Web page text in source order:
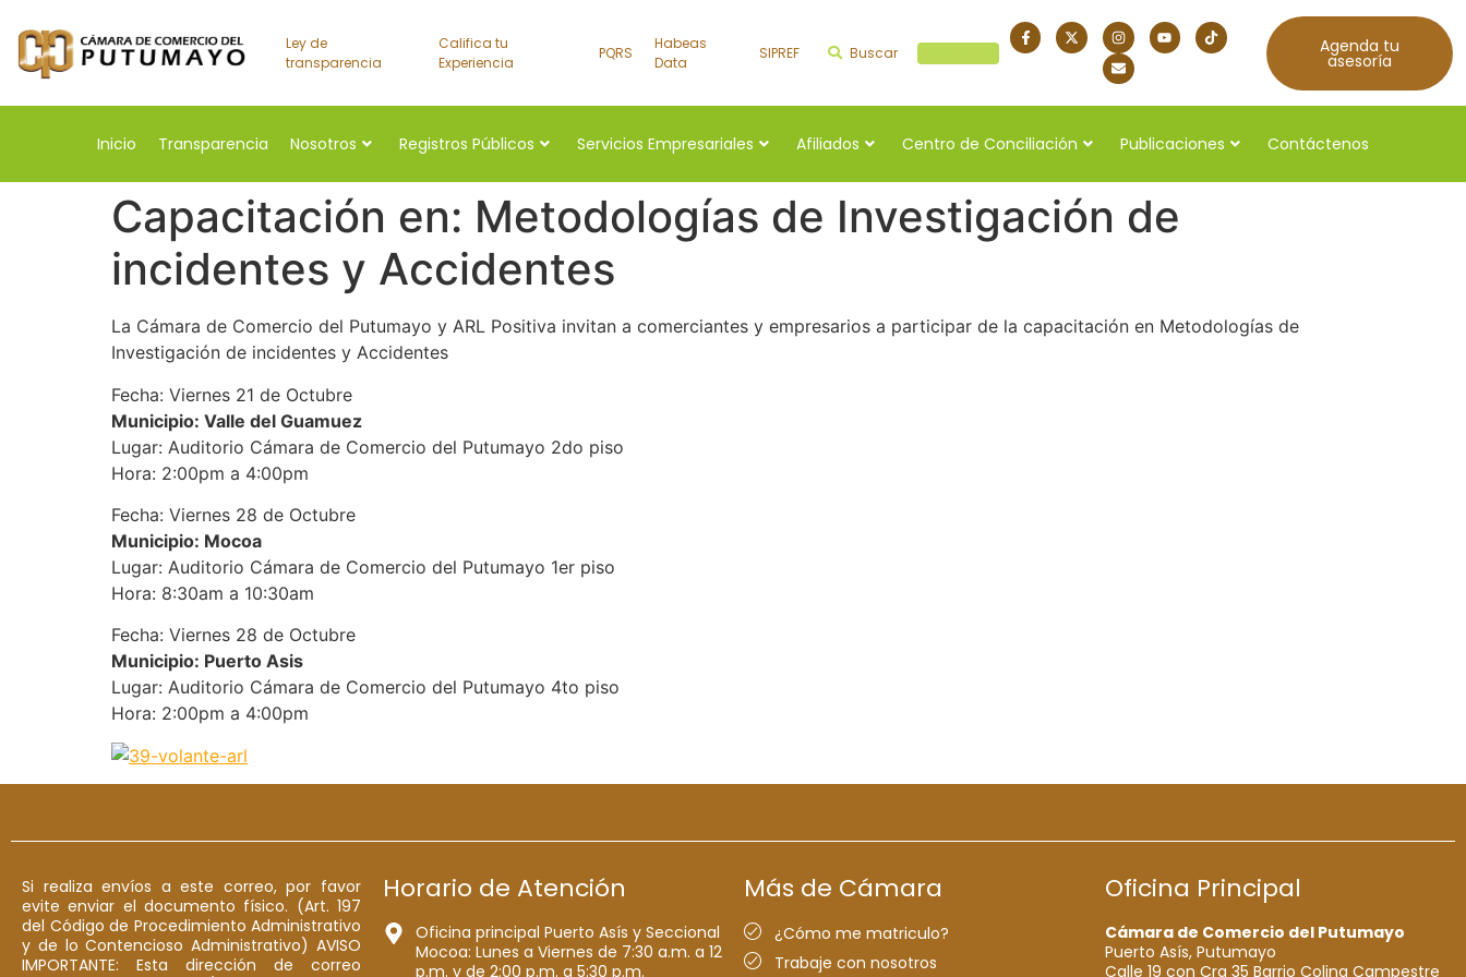
Ley de
transparencia
Califica tu
Experiencia
PQRS
Habeas
Data
SIPREF Buscar Agenda tu
asesoría
Inicio Transparencia Nosotros Registros Públicos Servicios Empresariales Afiliados Centro de Conciliación Publicaciones Contáctenos
Capacitación en: Metodologías de Investigación de
incidentes y Accidentes
La Cámara de Comercio del Putumayo y ARL Positiva invitan a comerciantes y empresarios a participar de la capacitación en Metodologías de
Investigación de incidentes y Accidentes
Fecha: Viernes 21 de Octubre
Municipio: Valle del Guamuez
Lugar: Auditorio Cámara de Comercio del Putumayo 2do piso
Hora: 2:00pm a 4:00pm
Fecha: Viernes 28 de Octubre
Municipio: Mocoa
Lugar: Auditorio Cámara de Comercio del Putumayo 1er piso
Hora: 8:30am a 10:30am
Fecha: Viernes 28 de Octubre
Municipio: Puerto Asis
Lugar: Auditorio Cámara de Comercio del Putumayo 4to piso
Hora: 2:00pm a 4:00pm
Si realiza envíos a este correo, por favor
evite enviar el documento físico. (Art. 197
del Código de Procedimiento Administrativo
y de lo Contencioso Administrativo) AVISO
IMPORTANTE: Esta dirección de correo
Horario de Atención
Oficina principal Puerto Asís y Seccional
Mocoa: Lunes a Viernes de 7:30 a.m. a 12
p.m. y de 2:00 p.m. a 5:30 p.m.
Más de Cámara
¿Cómo me matriculo?
Trabaje con nosotros
Oficina Principal
Cámara de Comercio del Putumayo
Puerto Asís, Putumayo
Calle 19 con Cra 35 Barrio Colina Campestre